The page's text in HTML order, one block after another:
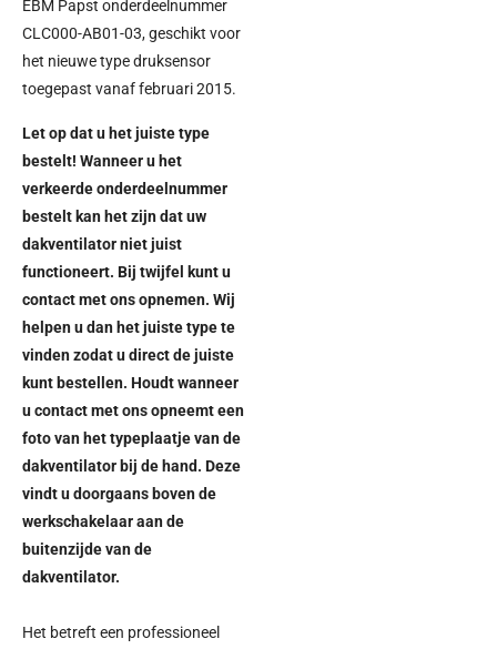
EBM Papst onderdeelnummer
CLC000-AB01-03, geschikt voor
het nieuwe type druksensor
toegepast vanaf februari 2015.
Let op dat u het juiste type
bestelt! Wanneer u het
verkeerde onderdeelnummer
bestelt kan het zijn dat uw
dakventilator niet juist
functioneert. Bij twijfel kunt u
contact met ons opnemen. Wij
helpen u dan het juiste type te
vinden zodat u direct de juiste
kunt bestellen. Houdt wanneer
u contact met ons opneemt een
foto van het typeplaatje van de
dakventilator bij de hand. Deze
vindt u doorgaans boven de
werkschakelaar aan de
buitenzijde van de
dakventilator.
Het betreft een professioneel